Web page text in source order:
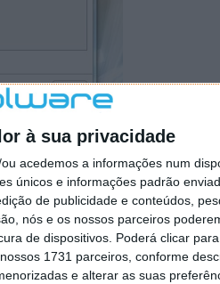
à sua privacidade
acedemos a informações num
únicos e informações padrão
de publicidade e conteúdos,
nós e os nossos parceiros
de dispositivos. Poderá clicar
1731 parceiros, conforme
e alterar as suas
organizado onde o
quais o utilizador acedeu
sobre a conta, etc.